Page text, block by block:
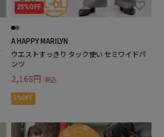
25%OFF
A HAPPY MARILYN
ウエストすっきり タック使い セミワイドパ
ンツ
2,168円 税込
5%OFF